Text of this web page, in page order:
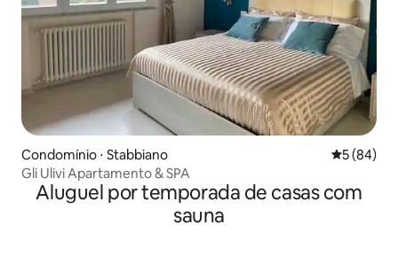
Condomínio ⋅ Stabbiano 5 de uma
5 (84)
Gli Ulivi Apartamento & SPA
Aluguel por temporada de casas com
sauna